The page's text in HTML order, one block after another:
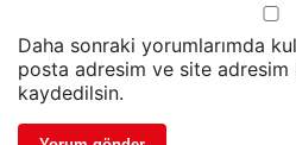
Daha sonraki yorumlarımda
posta adresim ve site adresim
kaydedilsin.